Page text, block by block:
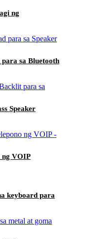
ng
sa Bluetooth
Speaker
ng VOIP
keyboard para